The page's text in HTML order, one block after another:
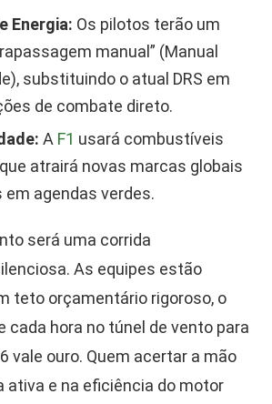
Energia: Os pilotos terão um
manual” (Manual
substituindo o atual DRS em
de combate direto.
A F1 usará combustíveis
atrairá novas marcas globais
agendas verdes.
será uma corrida
As equipes estão
teto orçamentário rigoroso, o
cada hora no túnel de vento para
vale ouro. Quem acertar a mão
ativa e na eficiência do motor